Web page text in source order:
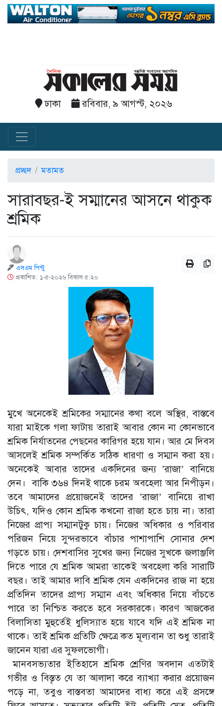
ঢাকা রবিবার, ৯ আগস্ট, ২০২৬
প্রচ্ছদ মতামত
সারাবছর-ই সম্মানের আসনে থাকুক
শ্রমিক
এসএম পিন্টু
প্রকাশিত: ১-৫-২০২৬ বিকাল ৫:২০
মুখে অনেকেই শ্রমিকের সম্মানের কথা বলে অস্থির, বাস্তবে
যারা মাইকে গলা ফাটায় তারাই আবার কোন না কোনভাবে
শ্রমিক নির্যাতনের পেছনের কারিগর হয়ে যান। আর মে দিবস
আসলেই শ্রমিক সম্পর্কিত সঠিক ধারণা ও সম্মান করা হয়।
অনেকেই আবার তাদের একদিনের জন্য ’রাজা’ বানিয়ে
দেন। বাকি ৩৬৪ দিনই থাকে চরম অবহেলা আর নিপীড়ন।
তবে আমাদের প্রয়োজনেই তাদের ’রাজা’ বানিয়ে রাখা
উচিৎ, যদিও কোন শ্রমিক কখনো রাজা হতে চায় না। তারা
নিজের প্রাপ্য সম্মানটুকু চায়। নিজের অধিকার ও পরিবার
পরিজন নিয়ে সুন্দরভাবে বাঁচার পাশাপাশি সোনার দেশ
গড়তে চায়। দেশবাসির সুখের জন্য নিজের সুখকে জলাঞ্জলি
দিতে পারে যে শ্রমিক আমরা তাকেই অবহেলা করি সারাটি
বছর। তাই আমার দাবি শ্রমিক যেন একদিনের রাজ না হয়ে
প্রতিদিন তাদের প্রাপ্য সম্মান এবং অধিকার নিয়ে বাঁচতে
পারে তা নিশ্চিত করতে হবে সরকারকে। কারণ আজকের
বিলাসিতা মুহুর্তেই ধুলিস্যাত হয়ে যাবে যদি এই শ্রমিক না
থাকে। তাই শ্রমিক প্রতিটি ক্ষেত্রে কত মূল্যবান তা শুধু তারাই
জানেন যারা এর সুফলভোগী।
মানবসভ্যতার ইতিহাসে শ্রমিক শ্রেণির অবদান এতটাই
গভীর ও বিস্তৃত যে তা আলাদা করে ব্যাখ্যা করার প্রয়োজন
পড়ে না, তবুও বাস্তবতা আমাদের বাধ্য করে এই প্রসঙ্গে